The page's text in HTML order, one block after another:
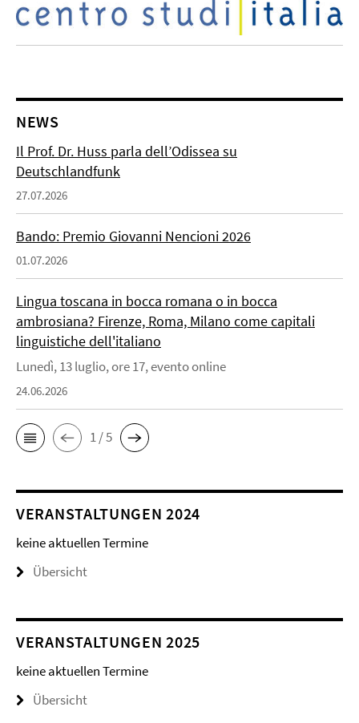
NEWS
Il Prof. Dr. Huss parla dell’Odissea su
Deutschlandfunk
27.07.2026
Bando: Premio Giovanni Nencioni 2026
01.07.2026
Lingua toscana in bocca romana o in bocca
ambrosiana? Firenze, Roma, Milano come capitali
linguistiche dell'italiano
Lunedì, 13 luglio, ore 17, evento online
24.06.2026
1 / 5
VERANSTALTUNGEN 2024
keine aktuellen Termine
Übersicht
VERANSTALTUNGEN 2025
keine aktuellen Termine
Übersicht